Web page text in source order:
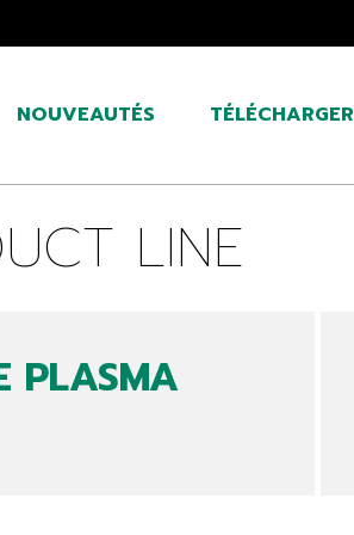
NOUVEAUTÉS TÉLÉCHARGER
LINE
PLASMA